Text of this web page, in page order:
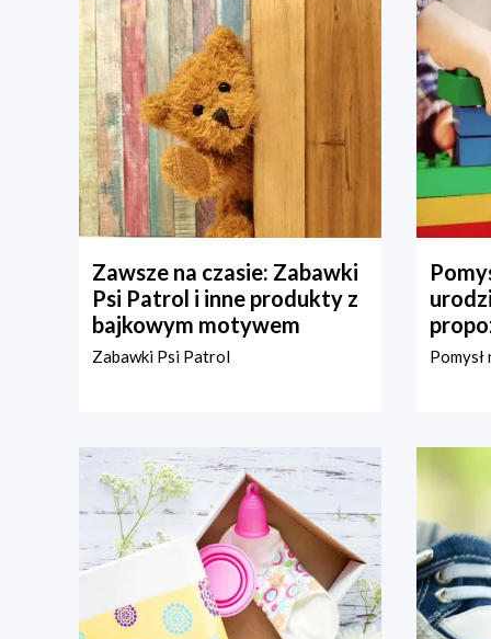
Zawsze na czasie: Zabawki
Psi Patrol i inne produkty z
bajkowym motywem
Zabawki Psi Patrol